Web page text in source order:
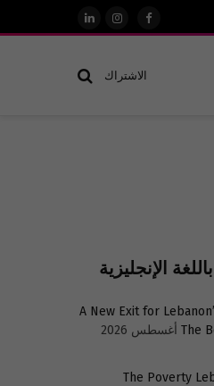
فيسبوكالانستغرام
لينكدإن
الاشتراك
الإنجليزية
A New Exit for
The
The Poverty